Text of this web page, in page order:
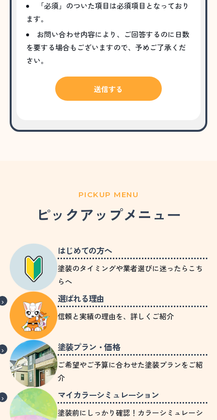
「必須」のついた項目は必須項目となっており
ます。
お問い合わせ内容により、ご回答するのに日数
を要する場合もございますので、予めご了承くだ
さい。
PICKUP MENU
ピックアップメニュー
はじめての方へ
塗装のタイミングや業者選びに迷ったらこち
らへ
選ばれる理由
信頼と実績の理由を、詳しくご紹介
塗装プラン・価格
ご希望やご予算に合わせた塗装プランをご紹
介
マイカラーシミュレーション
塗装前にしっかり確認！カラーシミュレーシ